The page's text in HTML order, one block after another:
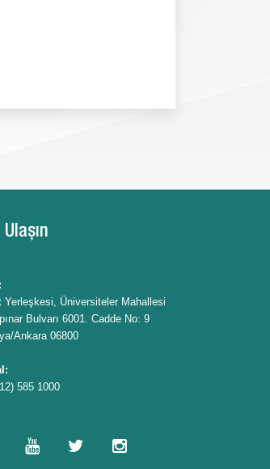
Yerleşkesi, Üniversiteler Mahallesi
Bulvarı 6001. Cadde No: 9
Ankara 06800
585 1000